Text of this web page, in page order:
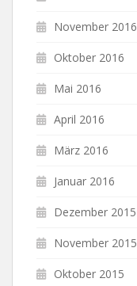
November 2016
Oktober 2016
Mai 2016
April 2016
März 2016
Januar 2016
Dezember 2015
November 2015
Oktober 2015